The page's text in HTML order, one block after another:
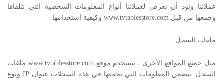
عملائنا ونود أن نعرض لعملائنا أنواع المعلومات الشخصية التي نتلقاها
وجمعها من قبل www.tvtablesstore.com وكيفية استخدامها.
ملفات السجل
مثل جميع المواقع الأخرى ، يستخدم موقع www.tvtablesstore.com ملفات
السجل. تتضمن المعلومات التي نجمعها في هذه السجلات عنوان IP ونوع